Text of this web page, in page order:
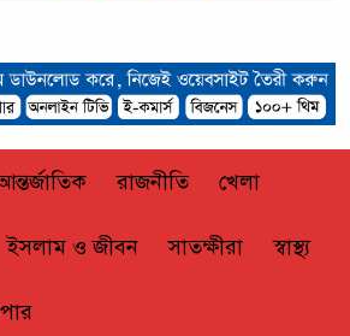
রাজনীতি খেলা
ইসলাম ও জীবন সাতক্ষীরা স্বাস্থ্য